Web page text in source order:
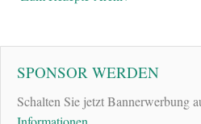
SPONSOR WERDEN
Schalten Sie jetzt Bannerwerbung